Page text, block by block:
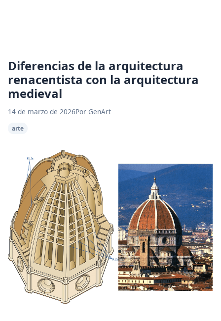
Diferencias de la arquitectura
renacentista con la arquitectura
medieval
14 de marzo de 2026Por GenArt
arte